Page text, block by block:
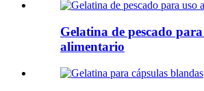
Gelatina de pescado
alimentario